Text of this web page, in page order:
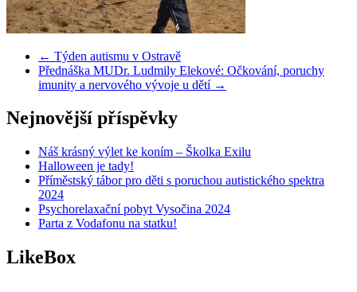
← Týden autismu v Ostravě
Přednáška MUDr. Ludmily Elekové: Očkování, poruchy
imunity a nervového vývoje u dětí →
Nejnovější příspěvky
Náš krásný výlet ke koním – Školka Exilu
Halloween je tady!
Příměstský tábor pro děti s poruchou autistického spektra
2024
Psychorelaxační pobyt Vysočina 2024
Parta z Vodafonu na statku!
LikeBox